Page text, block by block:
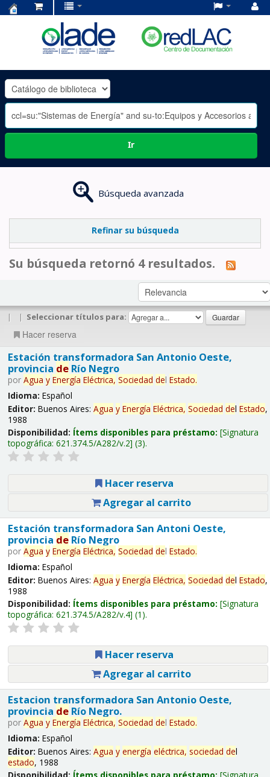
OLADE
-
Ir
Búsqueda avanzada
Refinar su búsqueda
Su búsqueda retornó 4 resultados.
| | Seleccionar títulos para:
Hacer reserva
Estación transformadora San Antonio Oeste,
provincia deRío Negro
por Agua y Energía Eléctrica, Sociedad del Estado.
Idioma: Español
Editor: Buenos Aires: Agua y Energía Eléctrica, Sociedad del Estado,
1988
Disponibilidad: Ítems disponibles para préstamo: Signatura
topográfica: 621.374.5/A282/v.2 (3).
Hacer reserva
Agregar al carrito
Estación transformadora San Antoni Oeste,
provincia deRío Negro
por Agua y Energía Eléctrica, Sociedad del Estado.
Idioma: Español
Editor: Buenos Aires: Agua y Energía Eléctrica, Sociedad del Estado,
1988
Disponibilidad: Ítems disponibles para préstamo: Signatura
topográfica: 621.374.5/A282/v.4 (1).
Hacer reserva
Agregar al carrito
Estacion transformadora San Antonio Oeste,
provincia deRío Negro.
por Agua y Energía Eléctrica, Sociedad del Estado.
Idioma: Español
Editor: Buenos Aires: Agua y energía eléctrica, sociedad del
estado, 1988